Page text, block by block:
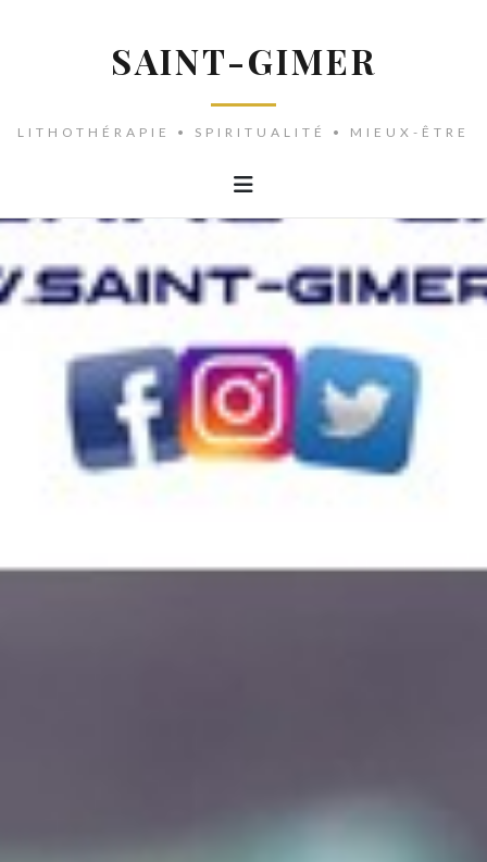
SAINT-GIMER
LITHOTHÉRAPIE • SPIRITUALITÉ • MIEUX-ÊTRE